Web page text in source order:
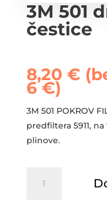
3M 501
čestice
8,20 €
6€)
3M 501 POKROV
predfiltera 5911,
plinove.